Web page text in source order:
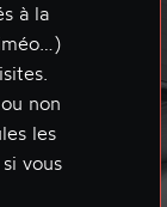
à la
non
les
vous